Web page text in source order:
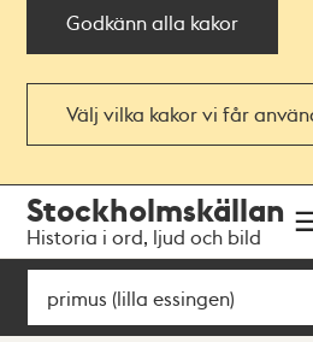
Godkänn alla kakor
Välj vilka kakor vi får
navigationen
huvudinnehållet
Stockholmskällan
Historia i ord, ljud och bild
Sök